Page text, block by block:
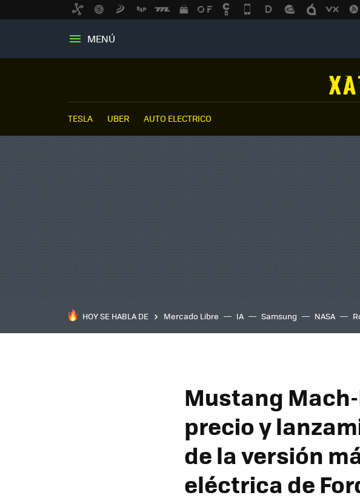
MENÚ
TESLA UBER AUTO ELECTRICO
HOY SE HABLA DE Mercado Libre IA Samsung NASA
Mustang
precio y
de la versión
eléctrica de